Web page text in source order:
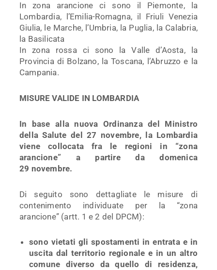
In zona arancione ci sono il Piemonte, la
Lombardia, l’Emilia-Romagna, il Friuli Venezia
Giulia, le Marche, l’Umbria, la Puglia, la Calabria,
la Basilicata
In zona rossa ci sono la Valle d’Aosta, la
Provincia di Bolzano, la Toscana, l’Abruzzo e la
Campania.
MISURE VALIDE IN LOMBARDIA
In base alla nuova Ordinanza del Ministro
della Salute del 27 novembre, la Lombardia
viene collocata fra le regioni in “zona
arancione” a partire da domenica
29 novembre.
Di seguito sono dettagliate le misure di
contenimento individuate per la “zona
arancione” (artt. 1 e 2 del DPCM):
sono vietati gli spostamenti in entrata e in
uscita dal territorio regionale e in un altro
comune diverso da quello di residenza,